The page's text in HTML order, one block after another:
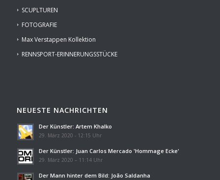
SCUPLTUREN
FOTOGRAFIE
Max Verstappen Kollektion
RENNSPORT-ERINNERUNGSSTÜCKE
NEUESTE NACHRICHTEN
Der Künstler: Artem Khalko
29. März 2020 - 12:15 Uhr
Der Künstler: Juan Carlos Mercado 'Hommage Ecke'
29. März 2020 – 11:14 Uhr
Der Mann hinter dem Bild: João Saldanha